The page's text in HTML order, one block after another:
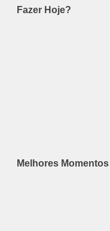
Fazer Hoje?
Melhores